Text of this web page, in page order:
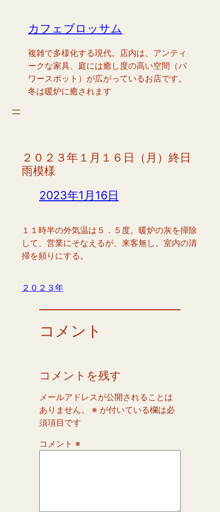
カフェブロッサム
複雑で多様化する現代。店内は、アンティ
ークな家具、庭には癒し度の高い空間（パ
ワースポット）が広がっているお店です。
冬は暖炉に癒されます
２０２３年１月１６日（月）終日
雨模様
2023年1月16日
１１時半の外気温は５．５度。暖炉の灰を掃除
して、営業にそなえるが、来客無し。室内の清
掃を頻りにする。
２０２３年
コメント
コメントを残す
メールアドレスが公開されることは
ありません。
※ が付いている欄は必
須項目です
コメント ※